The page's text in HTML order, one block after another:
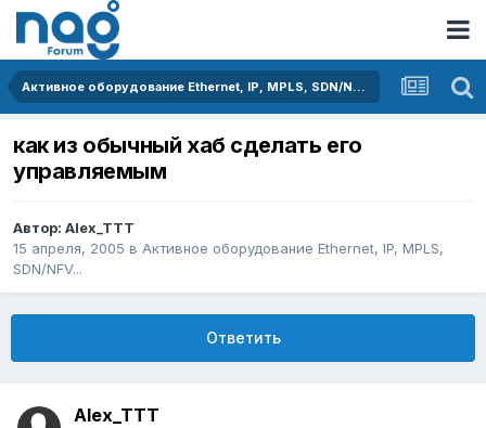
Активное оборудование Ethernet, IP, MPLS, SDN/NFV...
как из обычный хаб сделать его
управляемым
Автор: Alex_TTT
15 апреля, 2005 в Активное оборудование Ethernet, IP, MPLS,
SDN/NFV...
Ответить
Alex_TTT